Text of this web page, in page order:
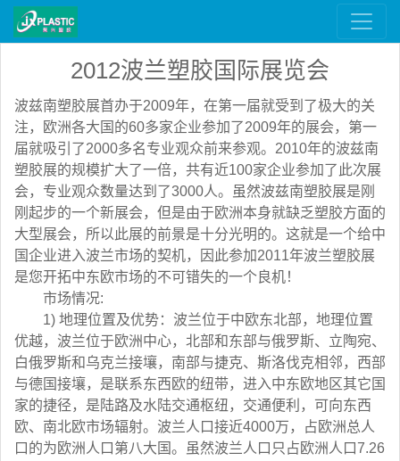
2012波兰塑胶国际展览会
波兹南塑胶展首办于2009年，在第一届就受到了极大的关
注，欧洲各大国的60多家企业参加了2009年的展会，第一
届就吸引了2000多名专业观众前来参观。2010年的波兹南
塑胶展的规模扩大了一倍，共有近100家企业参加了此次展
会，专业观众数量达到了3000人。虽然波兹南塑胶展是刚
刚起步的一个新展会，但是由于欧洲本身就缺乏塑胶方面的
大型展会，所以此展的前景是十分光明的。这就是一个给中
国企业进入波兰市场的契机，因此参加2011年波兰塑胶展
是您开拓中东欧市场的不可错失的一个良机！
市场情况:
1) 地理位置及优势：波兰位于中欧东北部，地理位置
优越，波兰位于欧洲中心，北部和东部与俄罗斯、立陶宛、
白俄罗斯和乌克兰接壤，南部与捷克、斯洛伐克相邻，西部
与德国接壤，是联系东西欧的纽带，进入中东欧地区其它国
家的捷径，是陆路及水陆交通枢纽，交通便利，可向东西
欧、南北欧市场辐射。波兰人口接近4000万，占欧洲总人
口的为欧洲人口第八大国。虽然波兰人口只占欧洲人口7.26